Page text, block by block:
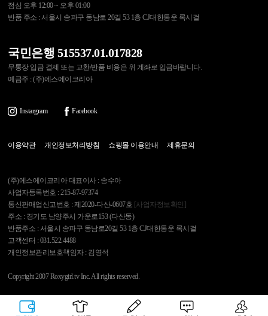
점심 오후 12:00 ~ 오후 01:00
반품 주소 : 서울시 송파구 동남로 20길 53 1층 CJ대한통운 록시걸
국민은행 515537.01.017828
무통장 입금 결제 또는 교환/반품 비용은 위 계좌로 입금바랍니다.
예금주 : (주)에스에이코리아
Instargram Facebook
이용약관 개인정보처리방침 쇼핑몰 이용안내 제휴문의
(주)에스에이코리아 대표이사 : 송수아
사업자등록번호 : 215-87-97374
통신판매업신고번호 : 제2020-다산-0607호 [사업자정보확인]
주소 : 경기도 남양주시 가운로153 (다산동)
반품주소 : 서울시 송파구 동남로20길 53 1층 CJ대한통운 록시걸
고객센터 : 031.522.4488
개인정보관리보호책임자 : 김영석
Copyright 2007 Roxygirl.tv Inc. All rights reserved.
록시걸 PC Ver